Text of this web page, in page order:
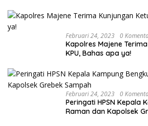
Februari 24, 2023 0
Kapolres Majene
KPU, Bahas apa ya!
Februari 24, 2023 0
Peringati HPSN Kepala
Raman dan Kapolsek